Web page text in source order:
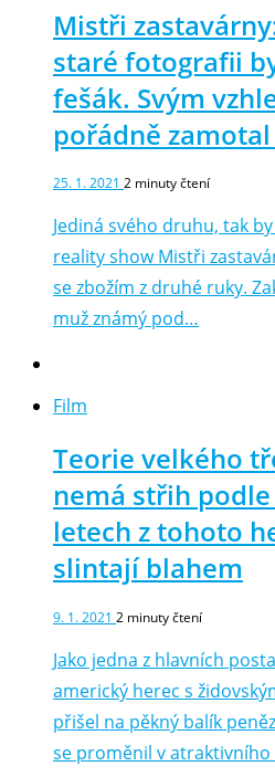
Mistři
staré fotografii
fešák. Svým
pořádně
25. 1. 2021 2 minuty čtení
Jediná svého druhu, tak
reality show Mistři
se zbožím z druhé ruky.
muž známý pod…
Film
Teorie velkého
nemá střih
letech z tohoto
slintají blahem
9. 1. 2021 2 minuty čtení
Jako jedna z hlavních
americký herec s
přišel na pěkný balík
se proměnil v